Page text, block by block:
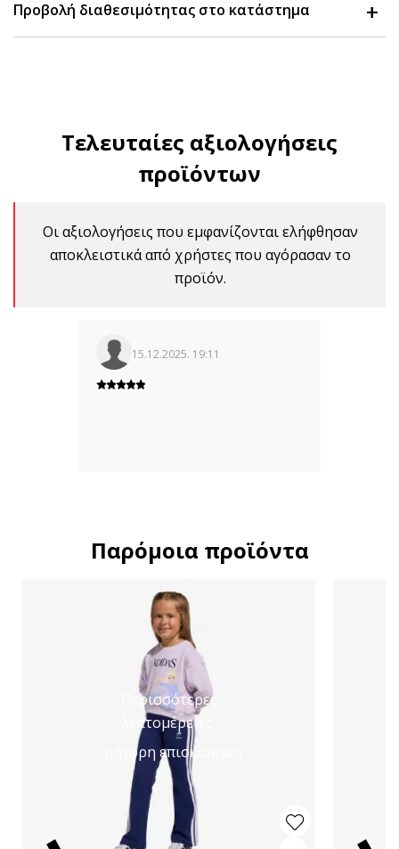
Προβολή διαθεσιμότητας στο κατάστημα
Τελευταίες αξιολογήσεις
προϊόντων
Οι αξιολογήσεις που εμφανίζονται ελήφθησαν
αποκλειστικά από χρήστες που αγόρασαν το
προϊόν.
15.12.2025. 19:11
Παρόμοια προϊόντα
Περισσότερες
λεπτομέρειες
Γρήγορη επισκόπηση